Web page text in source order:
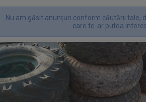
Nu am găsit anunțuri conform căutării tale,
care te-ar putea